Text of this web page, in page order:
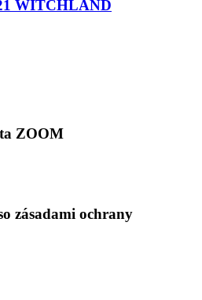
WITCHLAND
ZOOM
zásadami ochrany